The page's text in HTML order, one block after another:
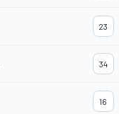
23
34
16